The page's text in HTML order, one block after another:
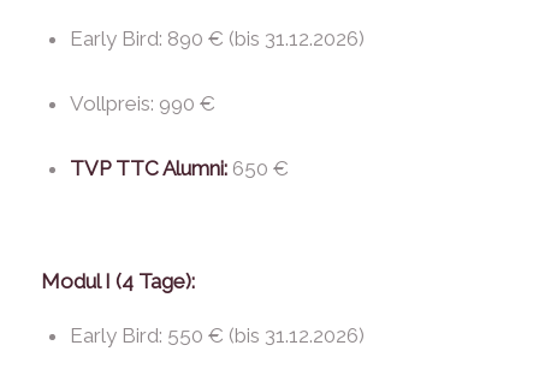
Early Bird: 890 € (bis 31.12.2026)
Vollpreis: 990 €
TVPTTC Alumni:650 €
Modul I (4 Tage):
Early Bird: 550 € (bis 31.12.2026)